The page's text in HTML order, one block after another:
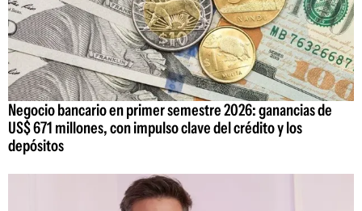
Negocio bancario en primer semestre 2026: ganancias de
US$ 671 millones, con impulso clave del crédito y los
depósitos